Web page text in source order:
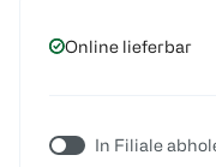
Online lieferbar
In Filiale